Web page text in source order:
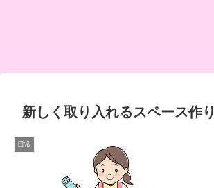
新しく取り入れるスペース作り
日常